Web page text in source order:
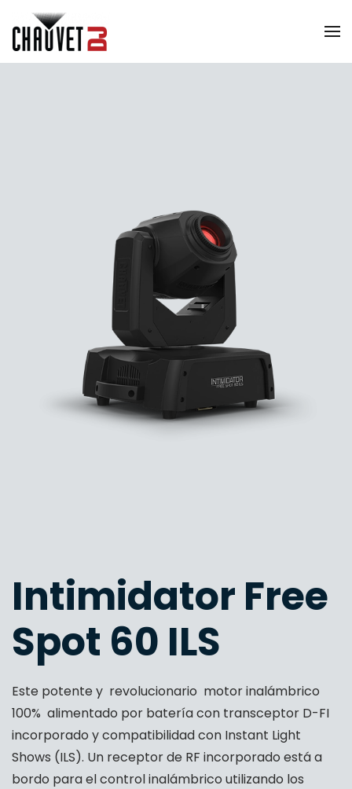
Skip to main content
Intimidator Free
Spot 60 ILS
Este potente y revolucionario motor inalámbrico
100% alimentado por batería con transceptor D-FI
incorporado y compatibilidad con Instant Light
Shows (ILS). Un receptor de RF incorporado está a
bordo para el control inalámbrico utilizando los